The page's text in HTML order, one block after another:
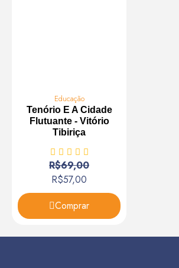
Educação
Tenório E A Cidade
Flutuante - Vitório
Tibiriça
R$69,00
R$57,00
Comprar